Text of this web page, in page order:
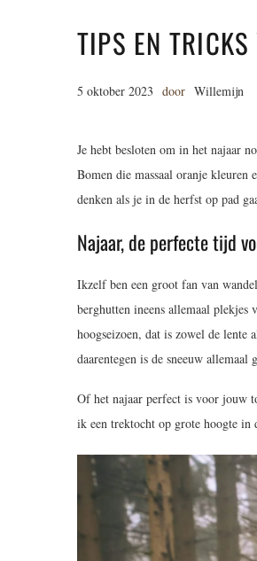
TIPS EN
5 oktober 2023 door Willemijn
Je hebt besloten om in het najaar
Bomen die massaal oranje
denken als je in de herfst op pad
Najaar, de perfecte tijd
Ikzelf ben een groot fan van
berghutten ineens allemaal
hoogseizoen, dat is zowel de lente
daarentegen is de sneeuw
Of het najaar perfect is voor jouw
ik een trektocht op grote hoogte in